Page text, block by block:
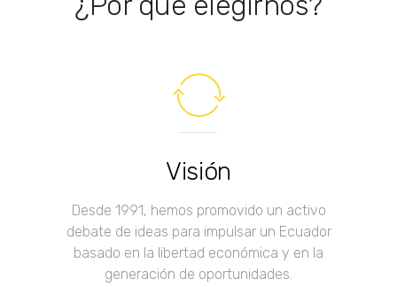
Visión
Desde 1991, hemos promovido un activo
debate de ideas para impulsar un Ecuador
basado en la libertad económica y en la
generación de oportunidades.